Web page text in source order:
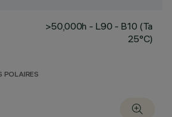
>50,000h - L90 - B10 (Ta
25°C)
POLAIRES